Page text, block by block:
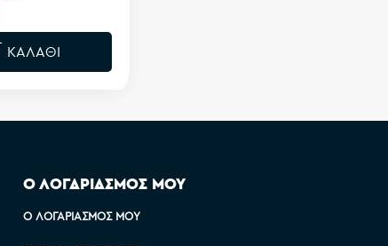
ΚΑΛΆΘΙ
Ο ΛΟΓΑΡΙΑΣΜΟΣ ΜΟΥ
Ο ΛΟΓΑΡΙΑΣΜΌΣ ΜΟΥ